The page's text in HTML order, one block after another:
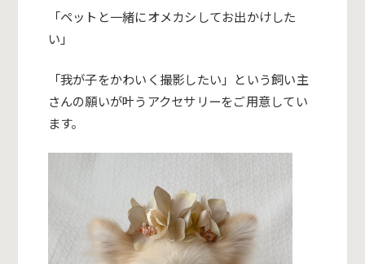
「ペットと一緒にオメカシしてお出かけした
い」
「我が子をかわいく撮影したい」 という飼い主
さんの願いが叶うアクセサリーをご用意してい
ます。